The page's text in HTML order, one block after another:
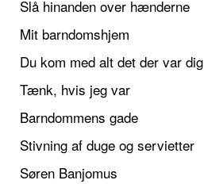
Slå hinanden over hænderne
Mit barndomshjem
Du kom med alt det der var dig
Tænk, hvis jeg var
Barndommens gade
Stivning af duge og servietter
Søren Banjomus